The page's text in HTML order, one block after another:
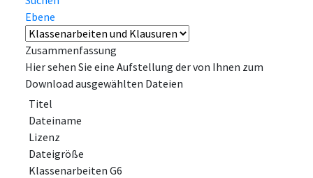
Ebene
Zusammenfassung
Hier sehen Sie eine Aufstellung der von Ihnen zum
Download ausgewählten Dateien
Titel
Dateiname
Lizenz
Dateigröße
Klassenarbeiten G6